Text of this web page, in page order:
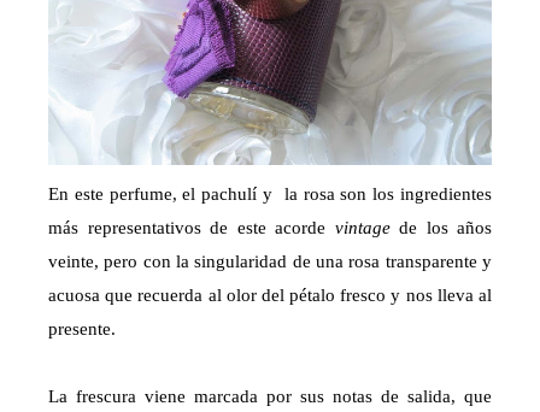
En este perfume, el pachulí y la rosa son los ingredientes
más representativos de este acorde vintage de los años
veinte, pero con la singularidad de una rosa transparente y
acuosa que recuerda al olor del pétalo fresco y nos lleva al
presente.
La frescura viene marcada por sus notas de salida, que